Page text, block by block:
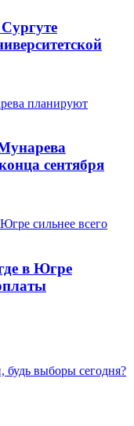
сентября
в Югре
выборы сегодня?